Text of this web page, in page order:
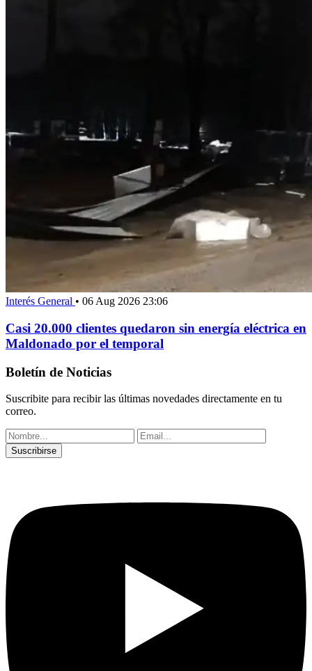
Interés General • 06 Aug 2026 23:06
Casi 20.000 clientes quedaron sin energía eléctrica en
Maldonado por el temporal
Boletín de Noticias
Suscribite para recibir las últimas novedades directamente en tu
correo.
Suscribirse